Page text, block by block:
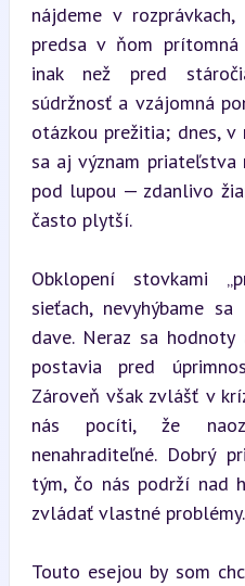
nájdeme v
predsa v ňom prítomná
inak než pred
súdržnosť a vzájomná
otázkou prežitia; dnes,
sa aj význam priateľstva
pod lupou — zdanlivo
často plytší.
Obklopení stovkami
sieťach, nevyhýbame
dave. Neraz sa
postavia pred
Zároveň však zvlášť v
nás pocíti, že
nenahraditeľné. Dobrý
tým, čo nás podrží nad
zvládať vlastné problémy.
Touto esejou by som